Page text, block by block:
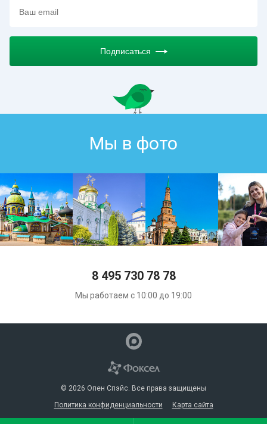
Подписаться
Мы в фото
8 495 730 78 78
Мы работаем с 10:00 до 19:00
© 2026 Опен Спэйс. Все права защищены
Политика конфиденциальности
Карта сайта